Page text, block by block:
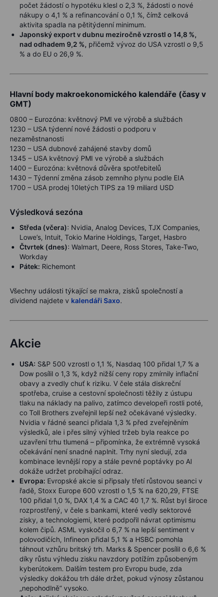
počet žádostí o hypotéku klesl o 2,3 %, žádosti o nové
nákupy o 4,1 % a refinancování o 0,1 %, čímž celková
aktivita spadla na pětitýdenní minimum.
Japonský export v dubnu meziročně vzrostl o 14,8 %,
nad odhadem 9,2 %, přičemž vývoz do USA vzrostl o 9,5
% a do EU o 26,9 %.
Hlavní body makroekonomického kalendáře (časy v
GMT)
0800 – Eurozóna: květnový PMI ve výrobě a službách
1230 – USA týdenní nové žádosti o podporu v
nezaměstnanosti
1230 – USA dubnové zahájené stavby domů
1345 – USA květnový PMI ve výrobě a službách
1400 – Eurozóna: květnová důvěra spotřebitelů
1430 – Týdenní změna zásob zemního plynu podle EIA
1700 – USA prodej 10letých TIPS za 19 miliard USD
Výsledková sezóna
Středa (včera): Nvidia, Analog Devices, TJX Companies,
Lowe’s, Intuit, Tokio Marine Holdings, Target, Hasbro
Čtvrtek (dnes): Walmart, Deere, Ross Stores, Take-Two,
Workday
Pátek: Richemont
Všechny události týkající se makra, zisků společností a
dividend najdete v kalendáři Saxo.
Akcie
USA: S&P 500 vzrostl o 1,1 %, Nasdaq 100 přidal 1,7 % a
Dow posílil o 1,3 %, když nižší ceny ropy zmírnily inflační
obavy a zvedly chuť k riziku. V čele stála diskreční
spotřeba, cruise a cestovní společnosti těžily z ústupu
tlaku na náklady na palivo, zatímco developeři rostli poté,
co Toll Brothers zveřejnil lepší než očekávané výsledky.
Nvidia v řádné seanci přidala 1,3 % před zveřejněním
výsledků, ale i přes silný výhled tržeb byla reakce po
uzavření trhu tlumená – připomínka, že extrémně vysoká
očekávání není snadné naplnit. Trhy nyní sledují, zda
kombinace levnější ropy a stále pevné poptávky po AI
dokáže udržet probíhající odraz.
Evropa: Evropské akcie si připsaly třetí růstovou seanci v
řadě, Stoxx Europe 600 vzrostl o 1,5 % na 620,29, FTSE
100 přidal 1,0 %, DAX 1,4 % a CAC 40 1,7 %. Růst byl široce
rozprostřený, v čele s bankami, které vedly sektorové
zisky, a technologiemi, které podpořil návrat optimismu
kolem čipů. ASML vyskočil o 6,7 % na lepší sentiment v
polovodičích, Infineon přidal 5,1 % a HSBC pomohla
táhnout vzhůru britský trh. Marks & Spencer posílil o 6,6 %
díky růstu výhledu zisku navzdory potížím způsobeným
kyberútokem. Dalším testem pro Evropu bude, zda
výsledky dokážou trh dále držet, pokud výnosy zůstanou
„nepohodlně“ vysoko.